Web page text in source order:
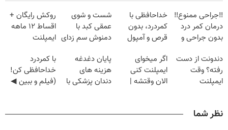
‼️جراحی ممنوع‼️
درمان کمر درد
بدون جراحی و
خداحافظی با
کمردرد، بدون
قرص و آمپول
شست و شوی
عمقی کبد با
دمنوش سم زدای
روکش رایگان +
اقساط ۱۲ ماهه
ایمپلنت
دندونت از دست
رفته؟ وقت
ایمپلنت
اگر میخوای
ایمپلنت کنی
الان وقتشه |
پایان دغدغه
هزینه های
دندان پزشکی با
با کمردرد
خداحافظی کن!
(فیلم و ببین ◀
نظر شما